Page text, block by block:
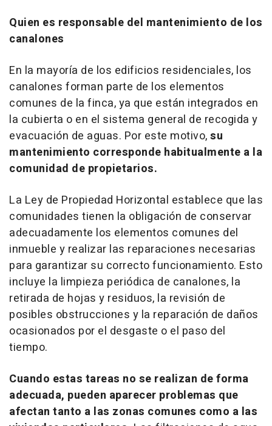
Quien es responsable del mantenimiento de los
canalones
En la mayoría de los edificios residenciales, los
canalones forman parte de los elementos
comunes de la finca, ya que están integrados en
la cubierta o en el sistema general de recogida y
evacuación de aguas. Por este motivo,su
mantenimiento corresponde habitualmente a la
comunidad de propietarios.
La Ley de Propiedad Horizontal establece que las
comunidades tienen la obligación de conservar
adecuadamente los elementos comunes del
inmueble y realizar las reparaciones necesarias
para garantizar su correcto funcionamiento. Esto
incluye la limpieza periódica de canalones, la
retirada de hojas y residuos, la revisión de
posibles obstrucciones y la reparación de daños
ocasionados por el desgaste o el paso del
tiempo.
Cuando estas tareas no se realizan de forma
adecuada, pueden aparecer problemas que
afectan tanto a las zonas comunes como a las